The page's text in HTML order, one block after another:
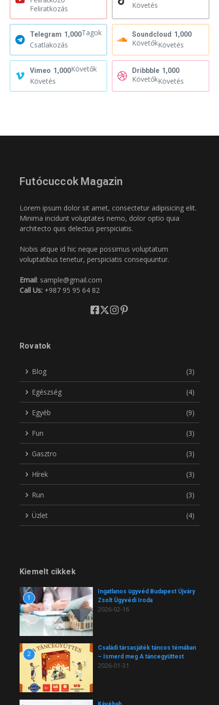
Feliratkozás
Követés
Telegram 1,000Tagok
Csatlakozás
Soundcloud 1,000
KövetőkKövetés
Vimeo 1,000Követők
Követés
Dribbble 1,000
KövetőkKövetés
Futócuccok Magazin
Lorem ipsum dolor sit amet, consectetur adipisicing elit.
Minima incidunt voluptates nemo, dolor optio quia
architecto quis delectus perspiciatis.
Nobis atque id hic neque possimus voluptatum
voluptatibus tenetur, perspiciatis consequuntur.
Email: sample@gmail.com
Call Us: +987 95 95 64 82
Rovatok
Blog (3)
Egészség (4)
Egyéb (9)
Fun (3)
Gasztro (3)
Hírek (3)
Run (3)
Üzlet (4)
Kiemelt cikkek
1
Ingatlanos ügyvéd Budapest Újváry
Zsolt Ügyvédi Iroda
2026-02-16
2
Családi társasjáték táncos témában
– Ismerd meg A táncegyüttest
2026-01-31